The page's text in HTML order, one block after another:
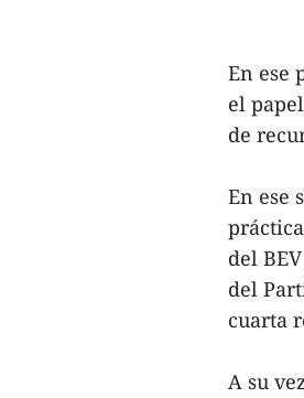
En ese
el
de
En ese
del
del
cuarta
A su